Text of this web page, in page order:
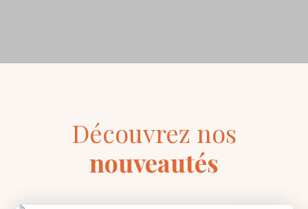
Découvrez nos
nouveautés